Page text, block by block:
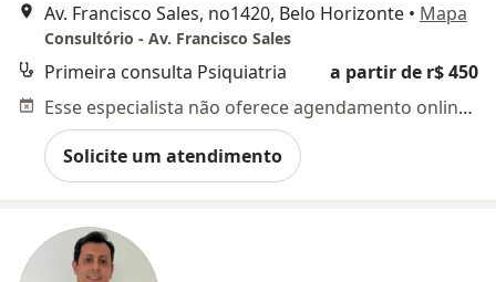
Av. Francisco Sales, no1420, Belo Horizonte • Mapa
Consultório - Av. Francisco Sales
Primeira consulta Psiquiatria
a partir de r$ 450
Esse especialista não oferece agendamento online para esse endereço.
Solicite um atendimento